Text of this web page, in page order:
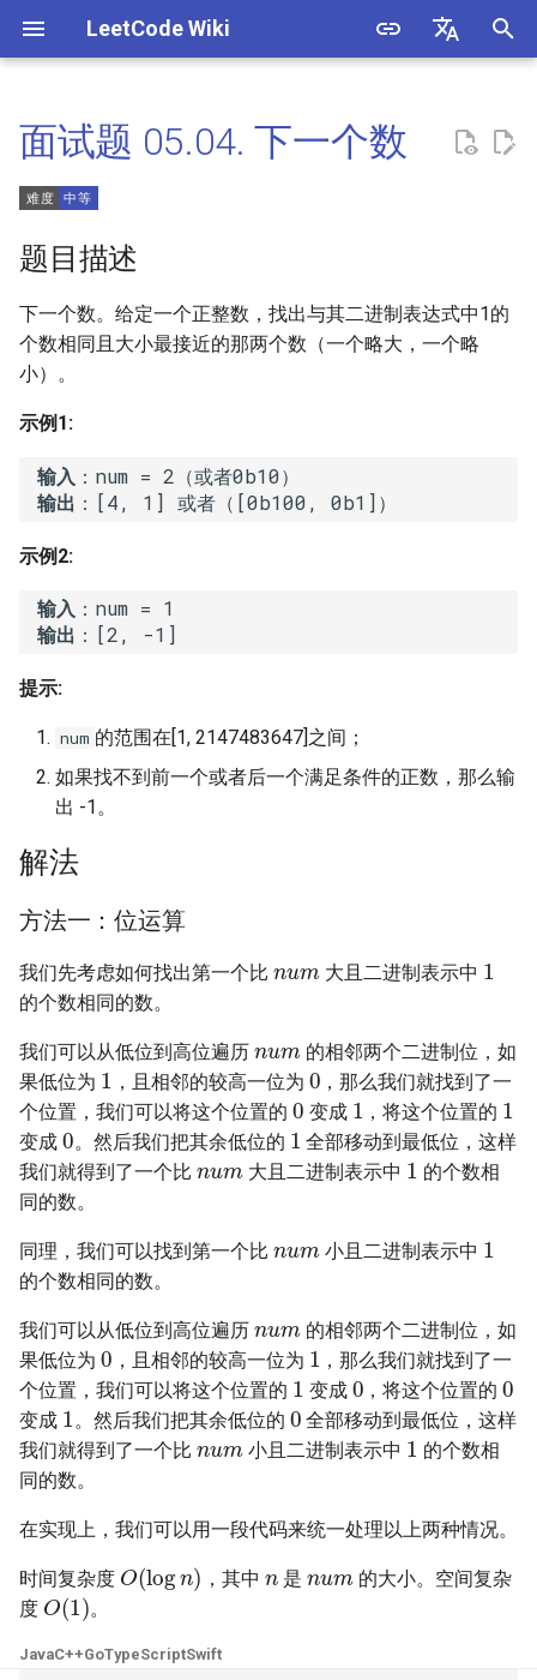
LeetCode Wiki
在
初
始
化
索
引
擎
1. 两数之和
3. 无重复字符的最长子串
4. 寻找两个正序数组的中位数
7. 整数反转
8. 字符串转换整数 (atoi)
9. 回文数
10. 正则表达式匹配
11. 盛最多水的容器
12. 整数转罗马数字
13. 罗马数字转整数
14. 最长公共前缀
15. 三数之和
16. 最接近的三数之和
17. 电话号码的字母组合
18. 四数之和
点
21. 合并两个有序链表
22. 括号生成
23. 合并 K 个升序链表
24. 两两交换链表中的节点
25. K 个一组翻转链表
26. 删除有序数组中的重复项
3. 数组中重复的数字
5. 替换空格
6. 从尾到头打印链表
10.1. 斐波那契数列
10.2. 青蛙跳台阶问题
11. 旋转数组的最小数字
12. 矩阵中的路径
13. 机器人的运动范围
14.1. 剪绳子
14.2. 剪绳子 II
15. 二进制中 1 的个数
16. 数值的整数次方
17. 打印从 1 到最大的 n 位数
18. 删除链表的节点
19. 正则表达式匹配
21. 调整数组顺序使奇数位于
22. 链表中倒数第 k 个节点
24. 反转链表
25. 合并两个排序的链表
26. 树的子结构
27. 二叉树的镜像
28. 对称的二叉树
1. 整数除法
3. 前 n 个数字二进制中 1 的个
数
4. 只出现一次的数字
5. 单词长度的最大乘积
6. 排序数组中两个数字之和
7. 数组中和为 0 的三个数
8. 和大于等于 target 的最短子
数组
9. 乘积小于 K 的子数组
10. 和为 k 的子数组
11. 和 1 个数相同的子数组
12. 左右两边子数组的和相等
13. 二维子矩阵的和
14. 字符串中的变位词
15. 字符串中的所有变位词
16. 不含重复字符的最长子字
符串
17. 含有所有字符的最短字符
串
18. 有效的回文
19. 最多删除一个字符得到回
文
20. 回文子字符串的个数
21. 删除链表的倒数第 n 个结
22. 链表中环的入口节点
23. 两个链表的第一个重合节
点
题目描述
方法一：位运算
面试题 05.04. 下一个数
题目描述
下一个数。给定一个正整数，找出与其二进制表达式中1的
个数相同且大小最接近的那两个数（一个略大，一个略
小）。
示例1:
输入
输出
示例2:
输入
输出
提示:
num 的范围在[1, 2147483647]之间；
如果找不到前一个或者后一个满足条件的正数，那么输
出 -1。
解法
方法一：位运算
我们先考虑如何找出第一个比 大且二进制表示中
的个数相同的数。
我们可以从低位到高位遍历
的相邻两个二进制位，如
果低位为
1
，且相邻的较高一位为
0
，那么我们就找到了一
个位置，我们可以将这个位置的
0
变成
1
，将这个位置的
1
变成
0
。然后我们把其余低位的
1
全部移动到最低位，这样
我们就得到了一个比
num
大且二进制表示中
1
的个数相
同的数。
同理，我们可以找到第一个比 小且二进制表示中
的个数相同的数。
我们可以从低位到高位遍历
的相邻两个二进制位，如
果低位为
0
，且相邻的较高一位为
1
，那么我们就找到了一
个位置，我们可以将这个位置的
1
变成
0
，将这个位置的
0
变成
1
。然后我们把其余低位的
0
全部移动到最低位，这样
我们就得到了一个比
num
小且二进制表示中
1
的个数相
同的数。
在实现上，我们可以用一段代码来统一处理以上两种情况。
时间复杂度
O (log n
，其中 是
的大小。空间复杂
度
O(1)
。
JavaC++GoTypeScriptSwift